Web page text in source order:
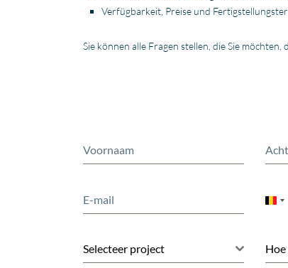
Verfügbarkeit, Preise und
Sie können alle Fragen stellen, die Sie möchten,
Selecteer project Hoe